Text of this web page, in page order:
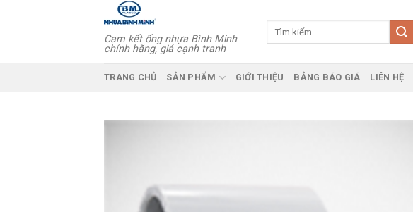
Cam kết ống nhựa Bình Minh
chính hãng, giá cạnh tranh
TRANG CHỦ SẢN PHẨM GIỚI THIỆU BẢNG BÁO GIÁ LIÊN HỆ